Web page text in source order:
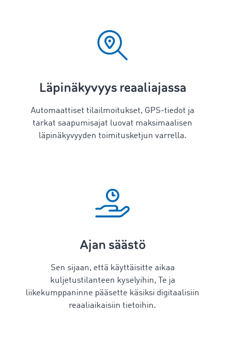
Läpinäkyvyys reaaliajassa
Automaattiset tilailmoitukset, GPS-tiedot ja
tarkat saapumisajat luovat maksimaalisen
läpinäkyvyyden toimitusketjun varrella.
Ajan säästö
Sen sijaan, että käyttäisitte aikaa
kuljetustilanteen kyselyihin, Te ja
liikekumppaninne pääsette käsiksi digitaalisiin
reaaliaikaisiin tietoihin.